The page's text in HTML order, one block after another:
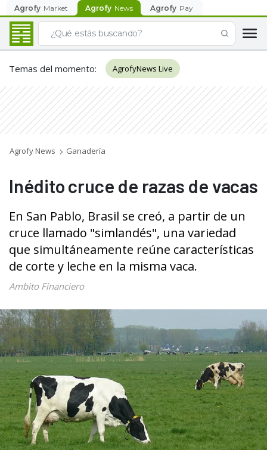
Agrofy Market Agrofy News Agrofy Pay
Temas del momento: AgrofyNews Live
Agrofy News Ganadería
Inédito cruce de razas de vacas
En San Pablo, Brasil se creó, a partir de un
cruce llamado "simlandés", una variedad
que simultáneamente reúne características
de corte y leche en la misma vaca.
Ambito Financiero